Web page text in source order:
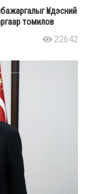
Үндэсний
томилов
22642